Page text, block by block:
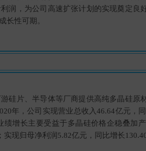
润，为公司高速扩张计划的实现奠定良
长性可期。
硅片、半导体等厂商提供高纯多晶硅原
年，公司实现营业总收入46.64亿元，
绩增长主要受益于多晶硅价格企稳叠加
现归母净利润5.82亿元，同比增长